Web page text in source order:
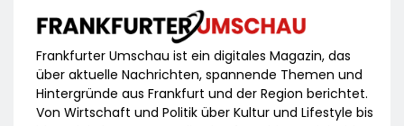
Frankfurter Umschau ist ein digitales Magazin, das
über aktuelle Nachrichten, spannende Themen und
Hintergründe aus Frankfurt und der Region berichtet.
Von Wirtschaft und Politik über Kultur und Lifestyle bis